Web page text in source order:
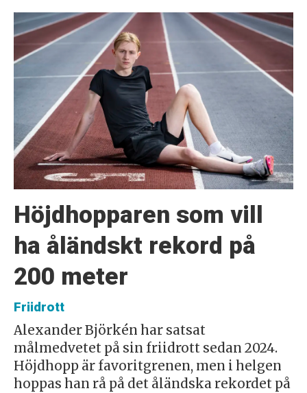
Höjdhopparen som vill
ha åländskt rekord på
200 meter
Friidrott
Alexander Björkén har satsat
målmedvetet på sin friidrott sedan 2024.
Höjdhopp är favoritgrenen, men i helgen
hoppas han rå på det åländska rekordet på